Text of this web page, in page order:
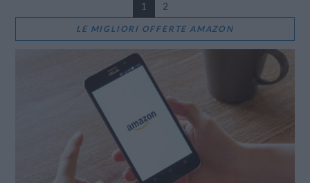
VIEW POST
1 2
LE MIGLIORI OFFERTE AMAZON